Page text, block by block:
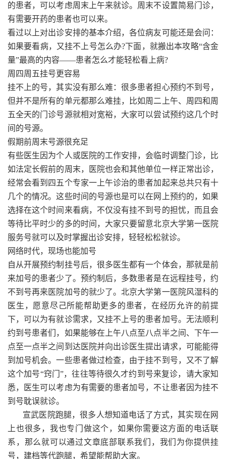
的患者，可以考虑周末上午来就诊。周末不设置简易门诊，
有需要开药的患者也可以来。
看过以上对出诊安排的基本介绍，各位病友可能还是会问：
如果要看病，又挂不上号怎么办?下面，就搬出本攻略“含金
量”最高的内容——患者怎么才能轻松看上病?
周四周五挂号更容易
挂不上的号，其实没有那么难：很多患者担心预约不到号，
但并不是所有的单元都那么难挂，比如周二上午、周四和周
五全天的门诊号源就相对宽裕，大家可以尝试预约这几个时
间的号源。
假期前周末号源很充足
有些医生因为个人或医院的工作安排，会临时调整门诊，比
如法定长假前的周末，医院也会和其他单位一样正常出诊，
经常会看到四五个专家一上午诊治的患者加起来总共只有十
几个的情况。这些时间的号源也是可以在网上预约的，如果
选择在这个时间来看病，不仅没有挂不到号的担忧，而且会
等待比平时少的多的时间，大家只要留意北京大学第一医院
服务号就可以及时掌握出诊安排，轻轻松松就诊。
网络时代，现场也能加号
自从开展预约制挂号后，很多医生都有一个体会，那就是前
来加号的患者少了。预约制后，多数患者是在远程挂号，约
不到号再来医院加号的就少了。北京大学第一医院风湿科的
医生，愿意尽己所能帮助更多的患者，在经历允许的前提
下，可以为有就诊需求，又挂不上号的患者加号。无法顺利
约到号患者们，如果能够在上午八点至八点半之间、下午一
点至一点半之间到达医院并向出诊医生提出请求，可能能得
到加号机会。一些患者做过检查，由于挂不到号，又不了解
这个加号“窍门”，往往等待很久才约到号来复诊，请大家知
悉，医生可以考虑为有需要的患者加号，不让患者因为挂不
到号耽误就诊。
宣武医院跑腿，很多人想知道电话了方式，其实现在网
上也很多，我也专门做这个，如果你需要这方面的电话联
系，那么就可以通过文章底部联系我们，我们为你提供挂
号，建档等代跑腿，希望能帮助大家。